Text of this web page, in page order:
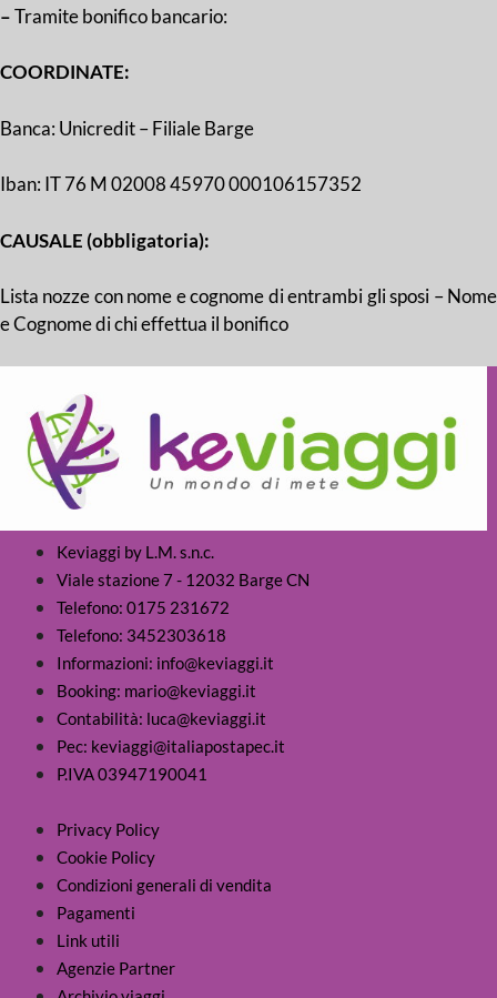
–Tramite bonifico bancario:
COORDINATE:
Banca: Unicredit – Filiale Barge
Iban: IT 76 M 02008 45970 000106157352
CAUSALE (obbligatoria):
Lista nozze con nome e cognome di entrambi gli sposi – Nome
e Cognome di chi effettua il bonifico
Keviaggi by L.M. s.n.c.
Viale stazione 7 - 12032 Barge CN
Telefono: 0175 231672
Telefono: 3452303618
Informazioni: info@keviaggi.it
Booking: mario@keviaggi.it
Contabilità: luca@keviaggi.it
Pec: keviaggi@italiapostapec.it
P.IVA 03947190041
Privacy Policy
Cookie Policy
Condizioni generali di vendita
Pagamenti
Link utili
Agenzie Partner